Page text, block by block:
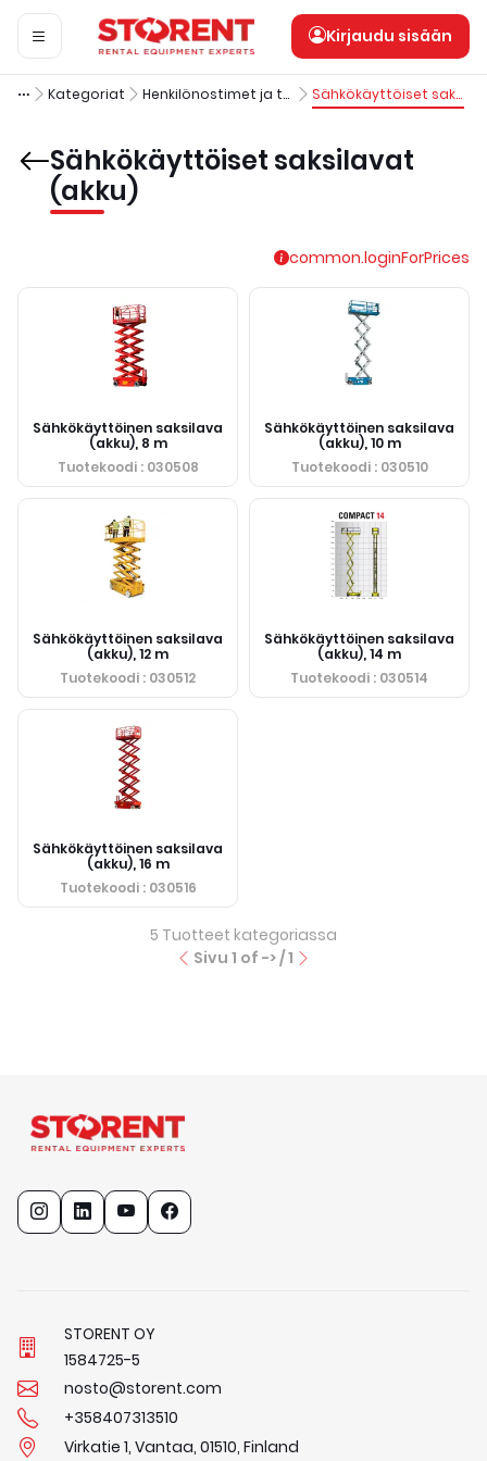
Kirjaudu sisään
Kategoriat Henkilönostimet ja työskentelytasot Sähkökäyttöiset saksilavat (akku)
Sähkökäyttöiset saksilavat
(akku)
common.loginForPrices
Sähkökäyttöinen saksilava
(akku), 8 m
Tuotekoodi: 030508
Sähkökäyttöinen saksilava
(akku), 10 m
Tuotekoodi: 030510
Sähkökäyttöinen saksilava
(akku), 12 m
Tuotekoodi : 030512
Sähkökäyttöinen saksilava
(akku), 14 m
Tuotekoodi : 030514
Sähkökäyttöinen saksilava
(akku), 16 m
Tuotekoodi: 030516
5 Tuotteet kategoriassa
Sivu 1 of -> /1
STORENT OY
1584725-5
nosto@storent.com
+358407313510
Virkatie 1, Vantaa, 01510, Finland